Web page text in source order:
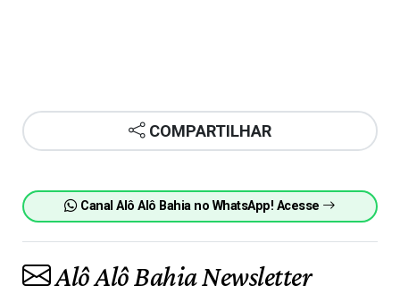
COMPARTILHAR
Canal Alô Alô Bahia no WhatsApp! Acesse
Alô Alô Bahia Newsletter